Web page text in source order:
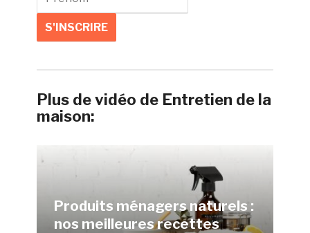
Plus de vidéo de Entretien de la
maison:
Produits ménagers naturels :
nos meilleures recettes